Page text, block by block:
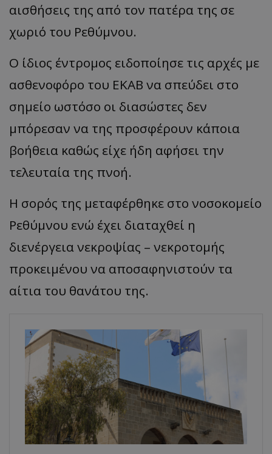
αισθήσεις της από τον πατέρα της σε
χωριό του Ρεθύμνου.
Ο ίδιος έντρομος ειδοποίησε τις αρχές με
ασθενοφόρο του ΕΚΑΒ να σπεύδει στο
σημείο ωστόσο οι διασώστες δεν
μπόρεσαν να της προσφέρουν κάποια
βοήθεια καθώς είχε ήδη αφήσει την
τελευταία της πνοή.
Η σορός της μεταφέρθηκε στο νοσοκομείο
Ρεθύμνου ενώ έχει διαταχθεί η
διενέργεια νεκροψίας – νεκροτομής
προκειμένου να αποσαφηνιστούν τα
αίτια του θανάτου της.